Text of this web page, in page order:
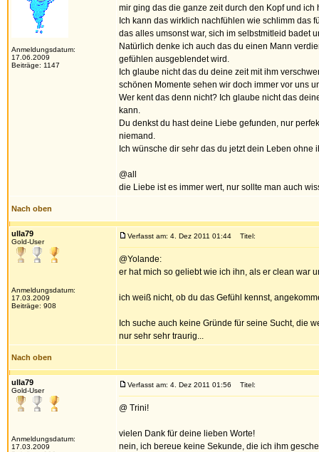
Anmeldungsdatum:
17.06.2009
Beiträge: 1147
mir ging das die ganze zeit durch den Kopf und
Ich kann das wirklich nachfühlen wie schlimm das
das alles umsonst war, sich im selbstmitleid badet
Natürlich denke ich auch das du einen Mann
gefühlen ausgeblendet wird.
Ich glaube nicht das du deine zeit mit ihm
schönen Momente sehen wir doch immer vor uns
Wer kent das denn nicht? Ich glaube nicht das
kann.
Du denkst du hast deine Liebe gefunden, nur
niemand.
Ich wünsche dir sehr das du jetzt dein Leben
@all
die Liebe ist es immer wert, nur sollte man auch
Nach oben
ulla79
Gold-User
Anmeldungsdatum:
17.03.2009
Beiträge: 908
Verfasst am: 4. Dez 2011 01:44 Titel:
@Yolande:
er hat mich so geliebt wie ich ihn, als er clean war
ich weiß nicht, ob du das Gefühl kennst,
Ich suche auch keine Gründe für seine Sucht, die
nur sehr sehr traurig...
Nach oben
ulla79
Gold-User
Anmeldungsdatum:
17.03.2009
Verfasst am: 4. Dez 2011 01:56 Titel:
@ Trini!
vielen Dank für deine lieben Worte!
nein, ich bereue keine Sekunde, die ich ihm